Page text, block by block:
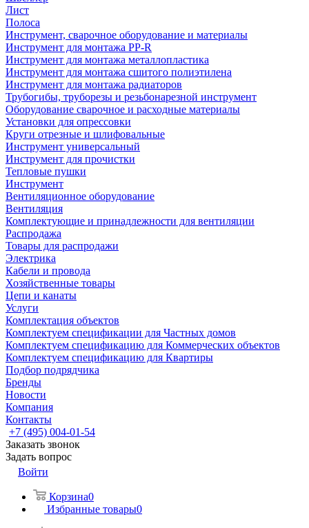
Лист
Полоса
Инструмент, сварочное оборудование и материалы
Инструмент для монтажа PP-R
Инструмент для монтажа металлопластика
Инструмент для монтажа сшитого полиэтилена
Инструмент для монтажа радиаторов
Трубогибы, труборезы и резьбонарезной инструмент
Оборудование сварочное и расходные материалы
Установки для опрессовки
Круги отрезные и шлифовальные
Инструмент универсальный
Инструмент для прочистки
Тепловые пушки
Инструмент
Вентиляционное оборудование
Вентиляция
Комплектующие и принадлежности для вентиляции
Распродажа
Товары для распродажи
Электрика
Кабели и провода
Хозяйственные товары
Цепи и канаты
Услуги
Комплектация объектов
Комплектуем спецификации для Частных домов
Комплектуем спецификацию для Коммерческих объектов
Комплектуем спецификацию для Квартиры
Подбор подрядчика
Бренды
Новости
Компания
Контакты
+7 (495) 004-01-54
Заказать звонок
Задать вопрос
Войти
Корзина0
Избранные товары0